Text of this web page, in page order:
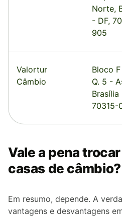
Norte,
- DF,
905
Valortur
Câmbio
Bloco
Q. 5 -
Brasília
70315-
Vale a pena
casas de
Em resumo, depende. A
vantagens e desvantagens